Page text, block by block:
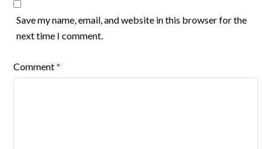
Save my name, email, and website in this browser for the
next time I comment.
Comment*